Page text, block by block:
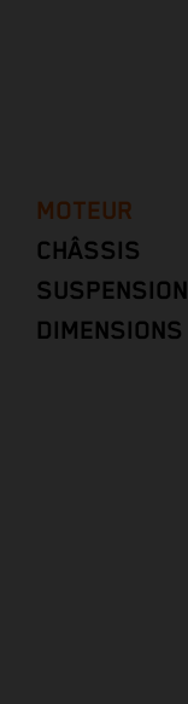
MOTEUR
CHÂSSIS
SUSPENSION
DIMENSIONS